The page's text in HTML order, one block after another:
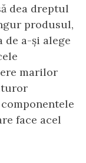
dea dreptul
produsul,
de a-și alege
marilor
face acel